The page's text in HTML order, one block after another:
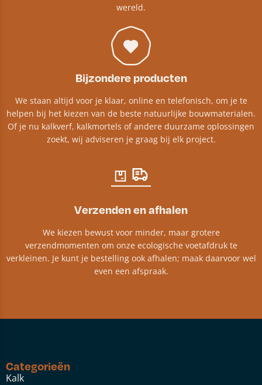
wereld.
Bijzondere producten
We staan altijd voor je klaar, online en telefonisch, om je te
helpen bij het kiezen van de beste natuurlijke bouwmaterialen.
Of je nu kalkverf, kalkmortels of andere duurzame oplossingen
zoekt, wij adviseren je graag bij elk project.​
Verzenden en afhalen
We kiezen bewust voor minder, maar grotere
verzendmomenten om onze ecologische voetafdruk te
verkleinen. Je kunt je bestelling ook afhalen; maak daarvoor wel
even een afspraak.
Categorieën
Kalk